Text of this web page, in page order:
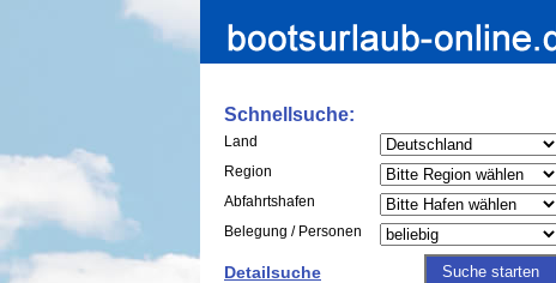
Schnellsuche:
Land
Region
Abfahrtshafen
Belegung / Personen
Detailsuche